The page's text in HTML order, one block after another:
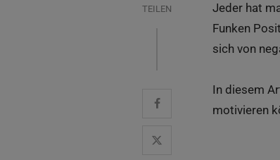
TEILEN
Jeder hat
Funken
sich von
In diesem
motivieren